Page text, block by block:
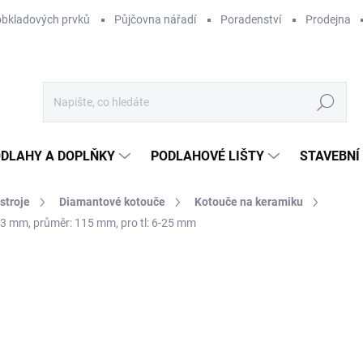
prvků Půjčovna nářadí Poradenství Prodejna
Hledat
A DOPLŇKY PODLAHOVÉ LIŠTY
Diamantové kotouče
Kotouče na keramiku
mm, průměr: 115 mm, pro tl: 6-25 mm